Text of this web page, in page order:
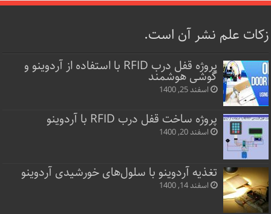
زکات علم نشر آن است.
پروژه قفل‌ درب RFID با استفاده از آردوینو و
گوشی هوشمند
اسفند 25, 1400
پروژه ساخت قفل‌ درب RFID با آردوینو
اسفند 20, 1400
تغذیه آردوینو با سلول‌های خورشیدی آردوینو
اسفند 14, 1400